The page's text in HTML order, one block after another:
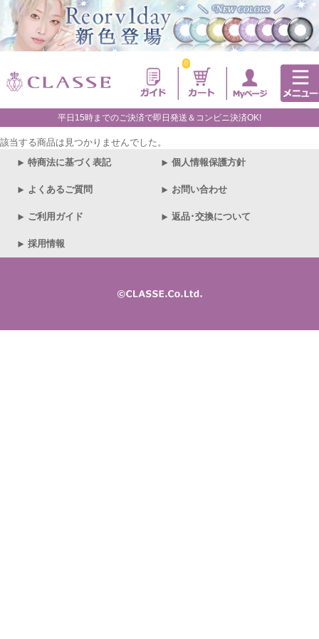
0
平日15時までのご決済で即日発送＆コンビニ決済OK!
該当する商品は見つかりませんでした。
特商法に基づく表記
個人情報保護方針
よくあるご質問 お問い合わせ
ご利用ガイド 返品･交換について
採用情報